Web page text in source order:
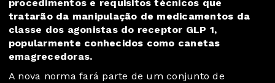
procedimentos e requisitos técnicos que
tratarão da manipulação de medicamentos da
classe dos agonistas do receptor GLP 1,
popularmente conhecidos como canetas
emagrecedoras.
A nova norma fará parte de um conjunto de